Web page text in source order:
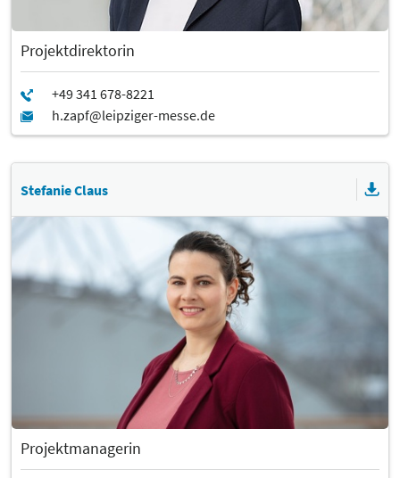
Projektdirektorin
Stefanie Claus
Projektmanagerin